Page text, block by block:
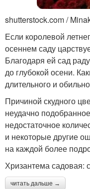
shutterstock.com /
Если королевой
осеннем саду
Благодаря ей сад
до глубокой осени.
длительного и
Причиной скудного
неудачно
недостаточное
и некоторые другие
на каждой более
Хризантема садовая:
читать дальше →